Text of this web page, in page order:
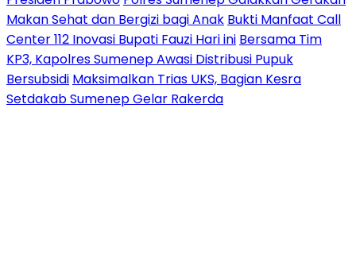
Makan Sehat dan Bergizi bagi Anak Bukti Manfaat Call
Center 112 Inovasi Bupati Fauzi Hari ini Bersama Tim
KP3, Kapolres Sumenep Awasi Distribusi Pupuk
Bersubsidi Maksimalkan Trias UKS, Bagian Kesra
Setdakab Sumenep Gelar Rakerda